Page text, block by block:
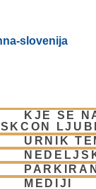
KJE SE
ISKCON
URNIK
MEDIJI